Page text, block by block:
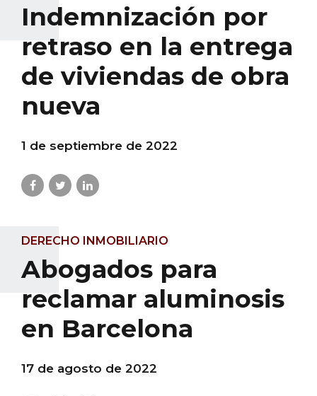
Indemnización por
retraso en la entrega
de viviendas de obra
nueva
1 de septiembre de 2022
DERECHO INMOBILIARIO
Abogados para
reclamar aluminosis
en Barcelona
17 de agosto de 2022